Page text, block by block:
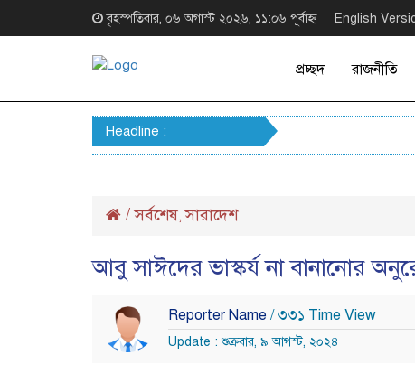
বৃহস্পতিবার, ০৬ অগাস্ট ২০২৬, ১১:০৬ পূর্বাহ্ন English
প্রচ্ছদ রাজনীতি
Headline :
/সর্বশেষ,সারাদেশ
আবু সাঈদের ভাস্কর্য না বানানোর
Reporter Name / ৩৩১ Time View
Update : শুক্রবার, ৯ আগস্ট, ২০২৪